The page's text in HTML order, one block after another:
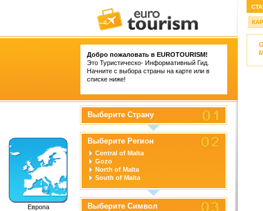
Добро пожаловать в EUROTOURISM!
Это Туристическо- Информативный Гид.
Начните с выбора страны на карте или в
списке ниже!
Европа
Выберите Страну
Выберите Регион
Central of Malta
Gozo
North of Malta
South of Malta
Выберите Символ